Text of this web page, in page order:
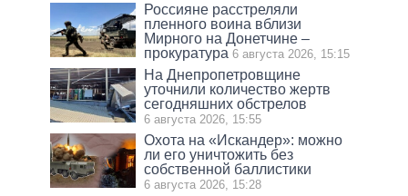
Россияне расстреляли
пленного воина вблизи
Мирного на Донетчине –
прокуратура 6 августа 2026, 15:15
На Днепропетровщине
уточнили количество жертв
сегодняшних обстрелов
6 августа 2026, 15:55
Охота на «Искандер»: можно
ли его уничтожить без
собственной баллистики
6 августа 2026, 15:28